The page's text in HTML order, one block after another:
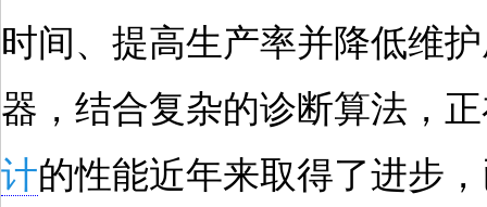
时间、提高生产率并降低维
器，结合复杂的诊断算法，
计的性能近年来取得了进步